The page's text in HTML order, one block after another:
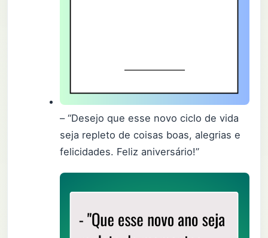
– “Desejo que esse novo ciclo de vida
seja repleto de coisas boas, alegrias e
felicidades. Feliz aniversário!”